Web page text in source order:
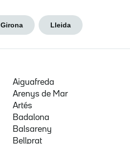
Girona Lleida
Aiguafreda
Arenys de Mar
Artés
Badalona
Balsareny
Bellprat